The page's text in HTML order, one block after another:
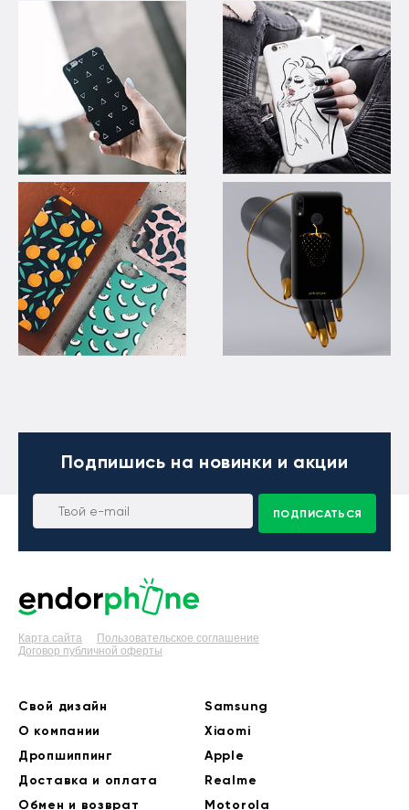
Подпишись на новинки и акции
ПОДПИСАТЬСЯ
Карта сайта
Пользовательское соглашение
Договор публичной оферты
Свой дизайн
О компании
Дропшиппинг
Доставка и оплата
Обмен и возврат
Samsung
Xiaomi
Apple
Realme
Motorola